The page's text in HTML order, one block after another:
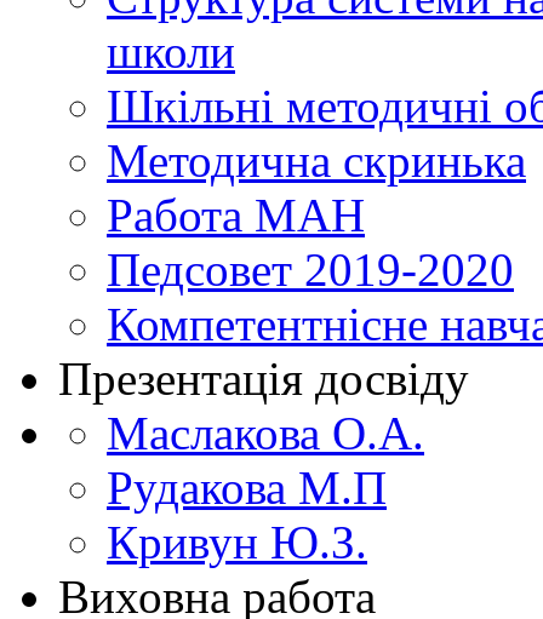
школи
Шкільні методичні
Методична скринька
Работа МАН
Педсовет 2019-2020
Компетентнісне
Презентація досвіду
Маслакова О.А.
Рудакова М.П
Кривун Ю.З.
Виховна работа